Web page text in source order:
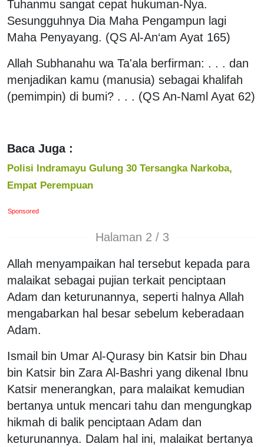
Tuhanmu sangat cepat hukuman-Nya.
Sesungguhnya Dia Maha Pengampun lagi
Maha Penyayang. (QS Al-An‘am Ayat 165)
Allah Subhanahu wa Ta'ala berfirman: . . . dan
menjadikan kamu (manusia) sebagai khalifah
(pemimpin) di bumi? . . . (QS An-Naml Ayat 62)
Baca Juga :
Polisi Indramayu Gulung 30 Tersangka Narkoba,
Empat Perempuan
Sponsored
Halaman 2 / 3
Allah menyampaikan hal tersebut kepada para
malaikat sebagai pujian terkait penciptaan
Adam dan keturunannya, seperti halnya Allah
mengabarkan hal besar sebelum keberadaan
Adam.
Ismail bin Umar Al-Qurasy bin Katsir bin Dhau
bin Katsir bin Zara Al-Bashri yang dikenal Ibnu
Katsir menerangkan, para malaikat kemudian
bertanya untuk mencari tahu dan mengungkap
hikmah di balik penciptaan Adam dan
keturunannya. Dalam hal ini, malaikat bertanya